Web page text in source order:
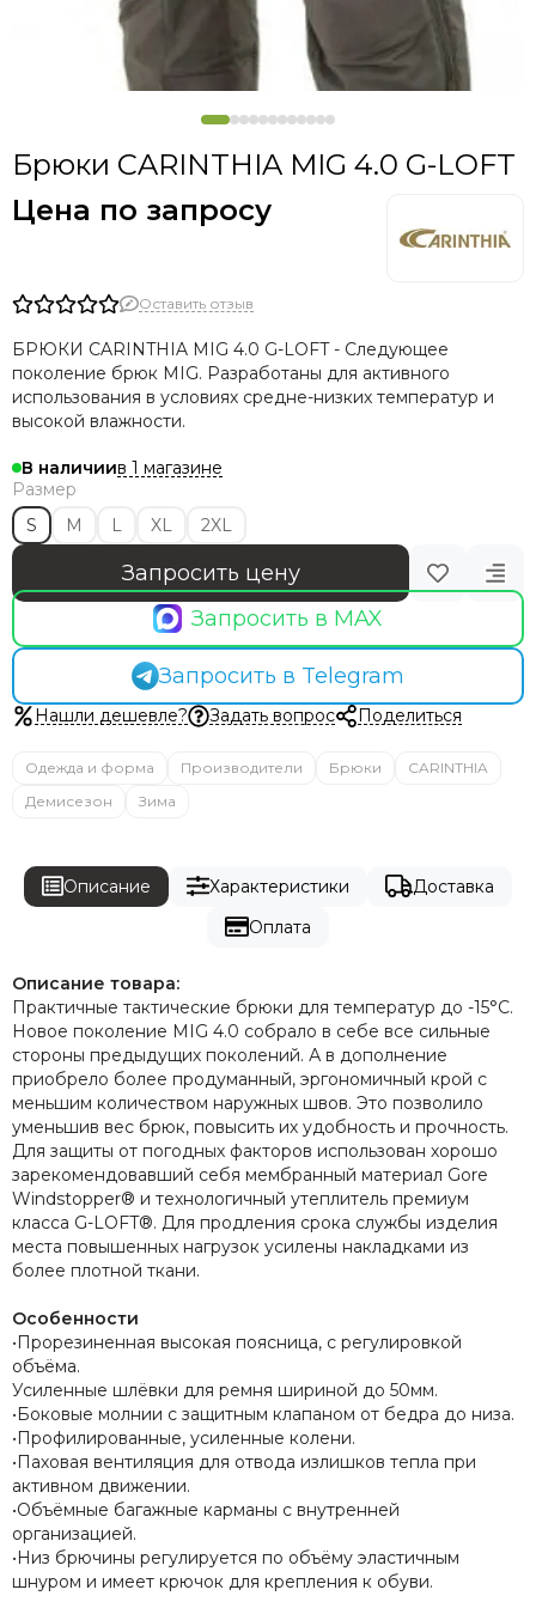
Gongtex Tactical
БТК ГРУПП
Any Tone
Arkon technologies
GUIDE
HOLOSUN
Hytera
NITECORE
Sytong
TYT
Vector Optics
ANA TACTICAL
EBERLESTOCK
LIRA
Волджет
Gens ace
Брюки CARINTHIA MIG 4.0 G-LOFT
Цена по запросу
Оставить отзыв
БРЮКИ CARINTHIA MIG 4.0 G-LOFT - Следующее
поколение брюк MIG. Разработаны для активного
использования в условиях средне-низких температур и
высокой влажности.
В наличиив 1 магазине
Размер
S
M L XL 2XL
Запросить цену
Запросить в MAX
Запросить в Telegram
Нашли дешевле? Задать вопрос Поделиться
Одежда и форма Производители Брюки
CARINTHIA
Демисезон
Зима
Описание Характеристики
Доставка
Оплата
Описание товара:
Практичные тактические брюки для температур до -15°С.
Новое поколение MIG 4.0 собрало в себе все сильные
стороны предыдущих поколений. А в дополнение
приобрело более продуманный, эргономичный крой с
меньшим количеством наружных швов. Это позволило
уменьшив вес брюк, повысить их удобность и прочность.
Для защиты от погодных факторов использован хорошо
зарекомендовавший себя мембранный материал Gore
Windstopper® и технологичный утеплитель премиум
класса G-LOFT®. Для продления срока службы изделия
места повышенных нагрузок усилены накладками из
более плотной ткани.
Особенности
•Прорезиненная высокая поясница, с регулировкой
объёма.
Усиленные шлёвки для ремня шириной до 50мм.
•Боковые молнии с защитным клапаном от бедра до низа.
•Профилированные, усиленные колени.
•Паховая вентиляция для отвода излишков тепла при
активном движении.
•Объёмные багажные карманы с внутренней
организацией.
•Низ брючины регулируется по объёму эластичным
шнуром и имеет крючок для крепления к обуви.